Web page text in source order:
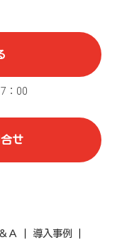
：00
せ
Ａ
導入事例